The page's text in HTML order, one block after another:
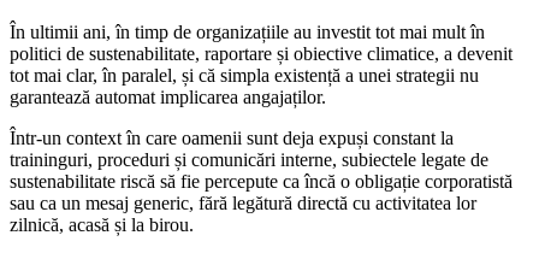
În ultimii ani, în timp de organizațiile au investit tot mai mult în
politici de sustenabilitate, raportare și obiective climatice, a devenit
tot mai clar, în paralel, și că simpla existență a unei strategii nu
garantează automat implicarea angajaților.
Într-un context în care oamenii sunt deja expuși constant la
traininguri, proceduri și comunicări interne, subiectele legate de
sustenabilitate riscă să fie percepute ca încă o obligație corporatistă
sau ca un mesaj generic, fără legătură directă cu activitatea lor
zilnică, acasă și la birou.